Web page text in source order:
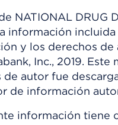
NATIONAL DRUG
información incluida
y los derechos de
Inc., 2019. Este
de autor fue
de información
información tiene